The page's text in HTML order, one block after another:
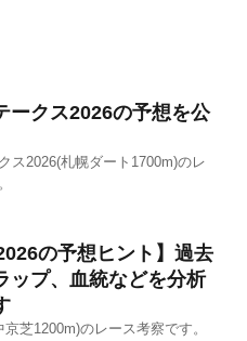
ークス2026の予想を公
ス2026(札幌ダート1700m)のレ
の予想ヒント】過去
ップ、血統などを分析
芝1200m)のレース考察です。